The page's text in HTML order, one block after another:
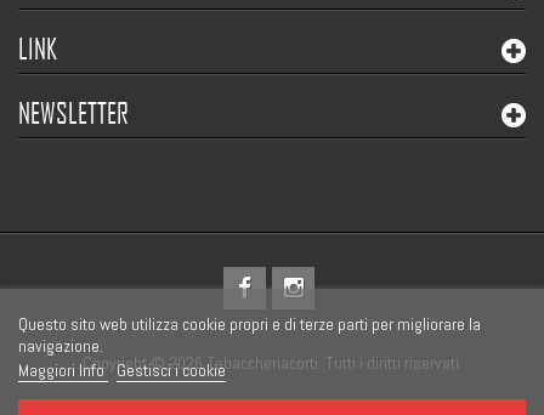
LINK
NEWSLETTER
Copyright © 2026 Tabaccheriacorti. Tutti i diritti riservati.
Questo sito web utilizza cookie propri e di terze parti per migliorare la
navigazione.
Maggiori Info Gestisci i cookie